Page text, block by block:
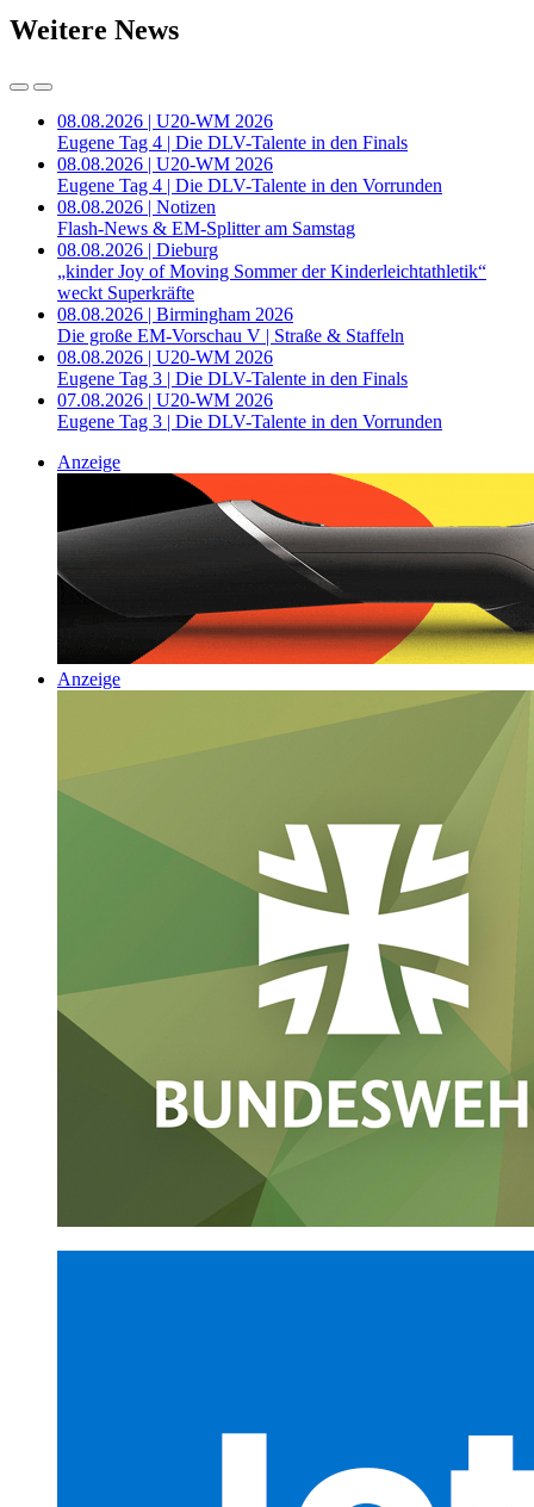
Weitere News
08.08.2026 | U20-WM 2026
Eugene Tag 4 | Die DLV-Talente in den Finals
08.08.2026 | U20-WM 2026
Eugene Tag 4 | Die DLV-Talente in den Vorrunden
08.08.2026 | Notizen
Flash-News & EM-Splitter am Samstag
08.08.2026 | Dieburg
„kinder Joy of Moving Sommer der Kinderleichtathletik“
weckt Superkräfte
08.08.2026 | Birmingham 2026
Die große EM-Vorschau V | Straße & Staffeln
08.08.2026 | U20-WM 2026
Eugene Tag 3 | Die DLV-Talente in den Finals
07.08.2026 | U20-WM 2026
Eugene Tag 3 | Die DLV-Talente in den Vorrunden
Anzeige
Anzeige